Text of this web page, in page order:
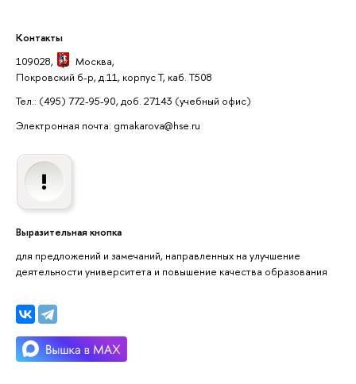
Контакты
109028,
Москва,
Покровский б-р, д.11, корпус Т, каб. Т508
Тел.: (495) 772-95-90, доб. 27143 (учебный офис)
Электронная почта: gmakarova@hse.ru
Выразительная кнопка
для предложений и замечаний, направленных на улучшение
деятельности университета и повышение качества образования